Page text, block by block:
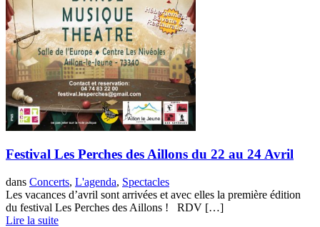
Festival Les Perches des Aillons du 22 au 24 Avril
dans Concerts, L'agenda, Spectacles
Les vacances d’avril sont arrivées et avec elles la première édition
du festival Les Perches des Aillons ! RDV […]
Lire la suite